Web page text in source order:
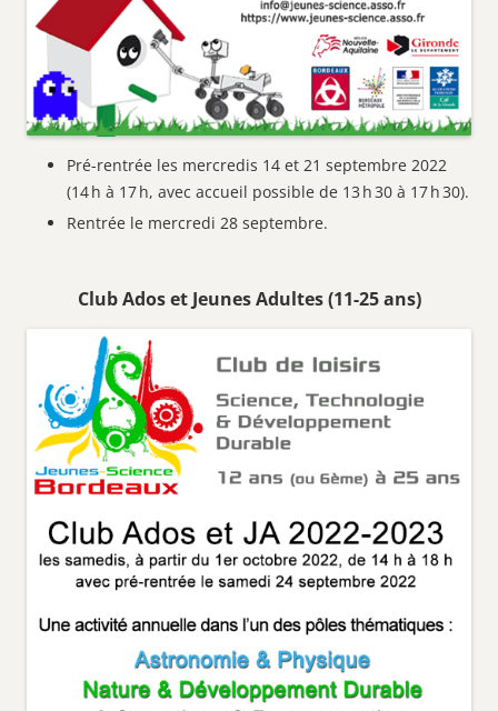
Pré-rentrée les mercredis 14 et 21 septembre 2022
(14 h à 17 h, avec accueil possible de 13 h 30 à 17 h 30).
Rentrée le mercredi 28 septembre.
Club Ados et Jeunes Adultes (11-25 ans)